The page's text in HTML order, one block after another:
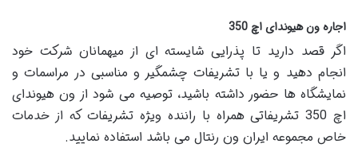
اجاره ون هیوندای اچ 350
اگر قصد دارید تا پذرایی شایسته ای از میهمانان شرکت خود
انجام دهید و یا با تشریفات چشمگیر و مناسبی در مراسمات و
نمایشگاه ها حضور داشته باشید، توصیه می شود از ون هیوندای
اچ 350 تشریفاتی همراه با راننده ویژه تشریفات که از خدمات
خاص مجموعه ایران ون رنتال می باشد استفاده نمایید.